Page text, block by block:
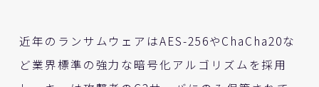
近年のランサムウェアはAES-256やChaCha20な
ど業界標準の強力な暗号化アルゴリズムを採用